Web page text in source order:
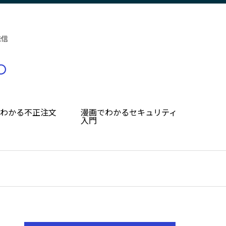
かる不正注文
漫画でわかるセキュリティ
入門